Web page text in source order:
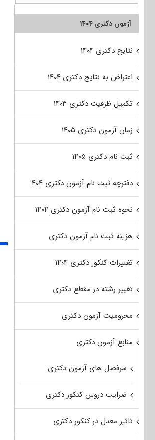
آزمون دکتری ۱۴۰۴
نتایج دکتری ۱۴۰۴
اعتراض به نتایج دکتری ۱۴۰۴
تکمیل ظرفیت دکتری ۱۴۰۳
زمان آزمون دکتری ۱۴۰۵
ثبت نام دکتری ۱۴۰۵
دفترچه ثبت نام آزمون دکتری ۱۴۰۴
نحوه ثبت نام آزمون دکتری ۱۴۰۴
هزینه ثبت نام آزمون دکتری
تغییرات کنکور دکتری ۱۴۰۴
تغییر رشته در مقطع دکتری
محرومیت آزمون دکتری
منابع آزمون دکتری
سرفصل های آزمون دکتری
ضرایب دروس کنکور دکتری
تاثیر معدل در کنکور دکتری